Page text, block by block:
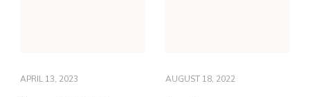
APRIL 13, 2023 AUGUST 18, 2022